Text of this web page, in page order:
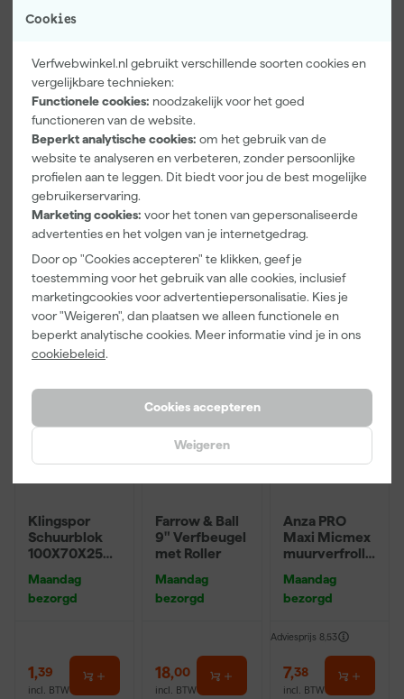
Cookies
Verfwebwinkel.nl gebruikt verschillende soorten cookies en
vergelijkbare technieken:
Functionele cookies: noodzakelijk voor het goed
functioneren van de website.
Beperkt analytische cookies: om het gebruik van de
website te analyseren en verbeteren, zonder persoonlijke
profielen aan te leggen. Dit biedt voor jou de best mogelijke
gebruikerservaring.
Marketing cookies: voor het tonen van gepersonaliseerde
advertenties en het volgen van je internetgedrag.
Door op "Cookies accepteren" te klikken, geef je
toestemming voor het gebruik van alle cookies, inclusief
marketingcookies voor advertentiepersonalisatie. Kies je
voor "Weigeren", dan plaatsen we alleen functionele en
beperkt analytische cookies. Meer informatie vind je in ons
cookiebeleid.
Cookies accepteren
Weigeren
Paintura
Lucamax
Washi tape -
50mx24mm
Maandag
bezorgd
3,99
incl. BTW
Farrow & Ball
F&B
Kleurenwaaie
r
Maandag
22,00
incl. BTW
And Go
Verfbak -
12cm Roller -
Inzetbakken
Maandag
3, 99
incl. BTW
Klingspor
Schuurblok
100X70X25m
P220
Maandag
bezorgd
1,39
incl. BTW
Farrow & Ball
9" Verfbeugel
met Roller
Maandag
bezorgd
18,00
incl. BTW
Anza PRO
Maxi Micmex
muurverfrolle
Maandag
bezorgd
Adviesprijs 8,53
7,38
incl. BTW